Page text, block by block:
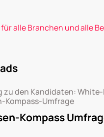
alle Branchen und alle
zu den Kandidaten:
Kompass-Umfrage
Kompass